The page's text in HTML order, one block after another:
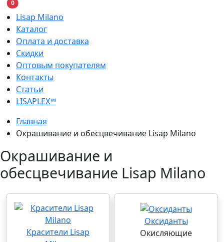
0В корзину
Lisap Milano
Каталог
Оплата и доставка
Скидки
Оптовым покупателям
Контакты
Статьи
LISAPLEX™
Главная
Окрашивание и обесцвечивание Lisap Milano
Окрашивание и
обесцвечивание Lisap Milano
Красители Lisap
Оксиданты
Окисляющие